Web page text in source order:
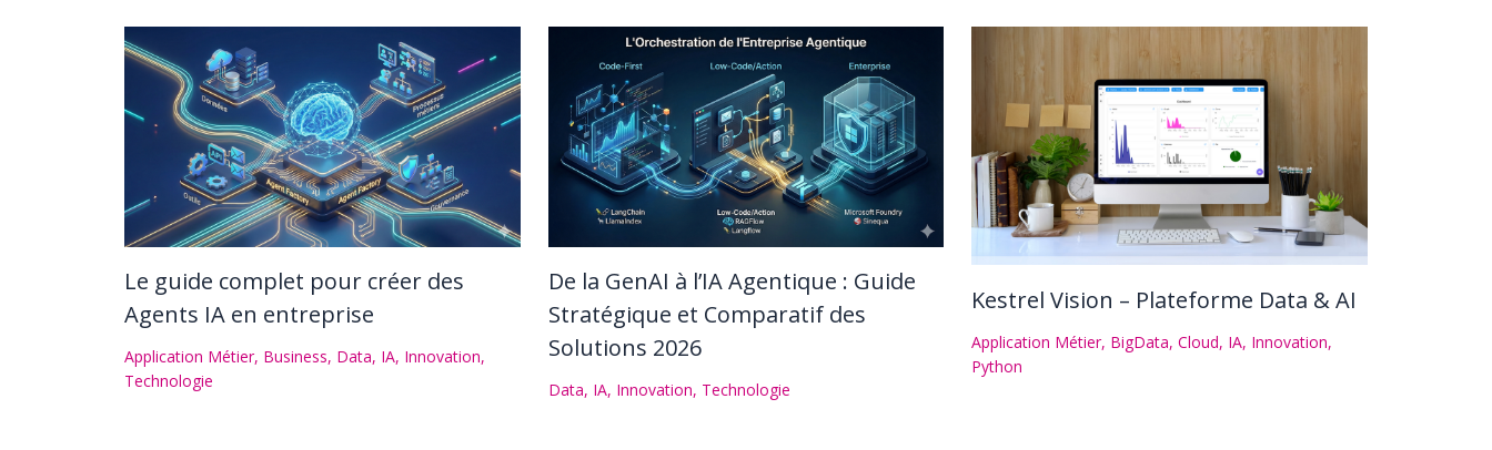
Le guide complet pour créer des
Agents IA en entreprise
Application Métier, Business, Data, IA, Innovation,
Technologie
De la GenAI à l’IA Agentique : Guide
Stratégique et Comparatif des
Solutions 2026
Data, IA, Innovation, Technologie
Kestrel Vision – Plateforme Data & AI
Application Métier, BigData,Cloud, IA, Innovation,
Python